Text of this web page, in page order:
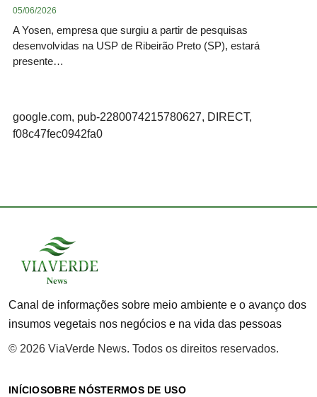
05/06/2026
A Yosen, empresa que surgiu a partir de pesquisas
desenvolvidas na USP de Ribeirão Preto (SP), estará
presente…
google.com, pub-2280074215780627, DIRECT,
f08c47fec0942fa0
Canal de informações sobre meio ambiente e o avanço dos
insumos vegetais nos negócios e na vida das pessoas
© 2026 ViaVerde News. Todos os direitos reservados.
INÍCIOSOBRE NÓSTERMOS DE USO